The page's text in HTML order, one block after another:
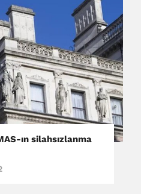
ın silahsızlanma